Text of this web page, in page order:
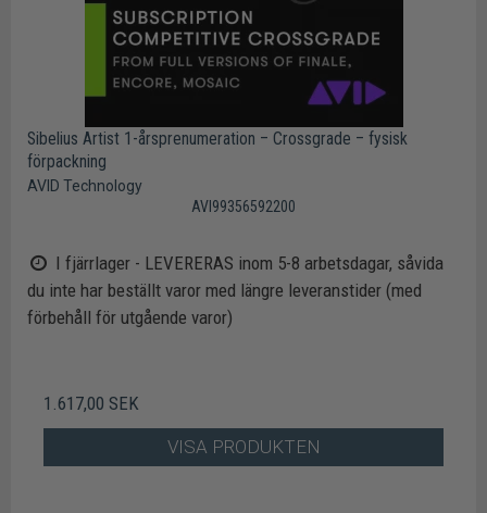
Sibelius Artist 1-årsprenumeration – Crossgrade – fysisk
förpackning
AVID Technology
AVI99356592200
I fjärrlager - LEVERERAS inom 5-8 arbetsdagar, såvida
du inte har beställt varor med längre leveranstider (med
förbehåll för utgående varor)
1.617,00 SEK
VISA PRODUKTEN